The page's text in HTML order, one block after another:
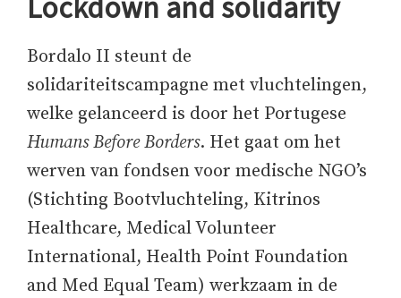
Bordalo II steunt de
solidariteitscampagne met vluchtelingen,
welke gelanceerd is door het Portugese
Humans Before Borders. Het gaat om het
werven van fondsen voor medische NGO’s
(Stichting Bootvluchteling, Kitrinos
Healthcare, Medical Volunteer
International, Health Point Foundation
and Med Equal Team) werkzaam in de